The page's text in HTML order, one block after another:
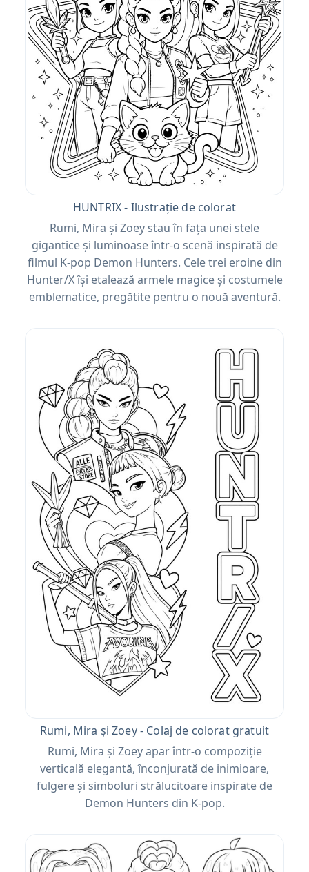
HUNTRIX - Ilustrație de colorat
Rumi, Mira și Zoey stau în fața unei stele
gigantice și luminoase într-o scenă inspirată de
filmul K-pop Demon Hunters. Cele trei eroine din
Hunter/X își etalează armele magice și costumele
emblematice, pregătite pentru o nouă aventură.
Rumi, Mira și Zoey - Colaj de colorat gratuit
Rumi, Mira și Zoey apar într-o compoziție
verticală elegantă, înconjurată de inimioare,
fulgere și simboluri strălucitoare inspirate de
Demon Hunters din K-pop.